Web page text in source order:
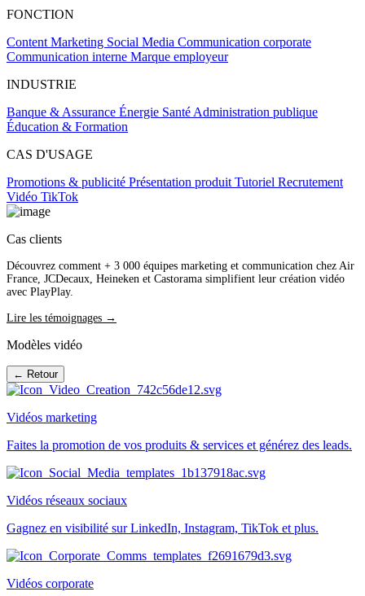
FONCTION
Content Marketing Social Media Communication corporate
Communication interne Marque employeur
INDUSTRIE
Banque & Assurance Énergie Santé Administration publique
Éducation & Formation
CAS D'USAGE
Promotions & publicité Présentation produit Tutoriel Recrutement
Vidéo TikTok
Cas clients
Découvrez comment + 3 000 équipes marketing et communication chez Air
France, JCDecaux, Heineken et Castorama simplifient leur création vidéo
avec PlayPlay.
Lire les témoignages →
Modèles vidéo
← Retour
Vidéos marketing
Faites la promotion de vos produits & services et générez des leads.
Vidéos réseaux sociaux
Gagnez en visibilité sur LinkedIn, Instagram, TikTok et plus.
Vidéos corporate